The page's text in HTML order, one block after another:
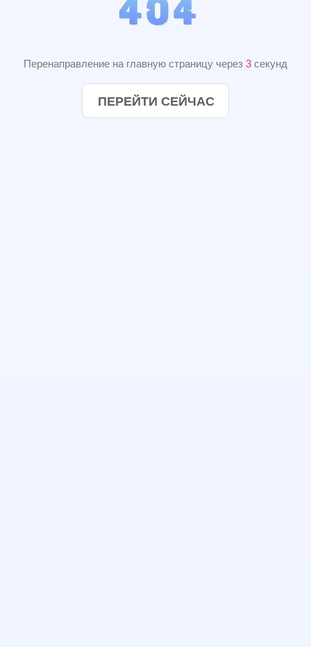
Перенаправление на главную страницу через 2 секунд
ПЕРЕЙТИ СЕЙЧАС